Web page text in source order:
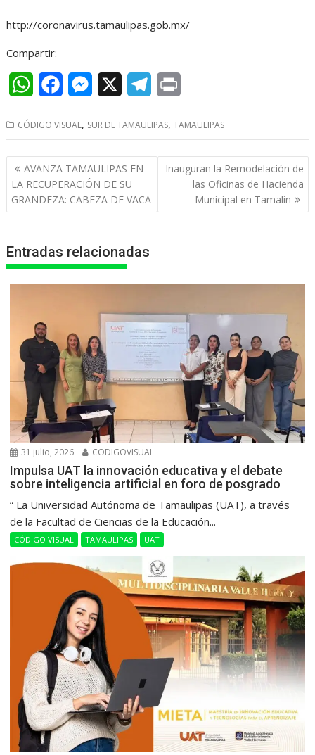
t
s
A
p
p
e
o
o
k
s
n
g
e
e
a
m
n
http://coronavirus.tamaulipas.gob.mx/
Compartir:
W
a
t
s
A
p
c
e
b
o
k
M
s
s
e
n
e
l
e
i
n
CÓDIGO VISUAL, SUR DE TAMAULIPAS,TAMAULIPAS
Navegación
de
entradas
AVANZA TAMAULIPAS EN
LA RECUPERACIÓN DE SU
GRANDEZA: CABEZA DE VACA
Inauguran la Remodelación de
las Oficinas de Hacienda
Municipal en Tamalin
Entradas relacionadas
31 julio, 2026 CODIGOVISUAL
Impulsa UAT la innovación educativa y el debate
sobre inteligencia artificial en foro de posgrado
“ La Universidad Autónoma de Tamaulipas (UAT), a través
de la Facultad de Ciencias de la Educación...
CÓDIGO VISUAL TAMAULIPAS UAT